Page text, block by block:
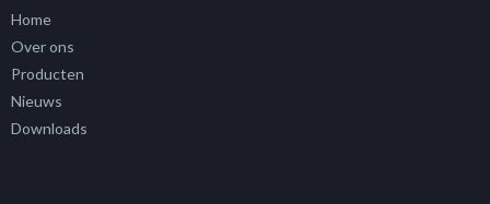
Home
Over ons
Producten
Nieuws
Downloads